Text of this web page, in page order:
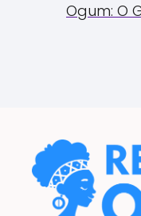
Ogum: O